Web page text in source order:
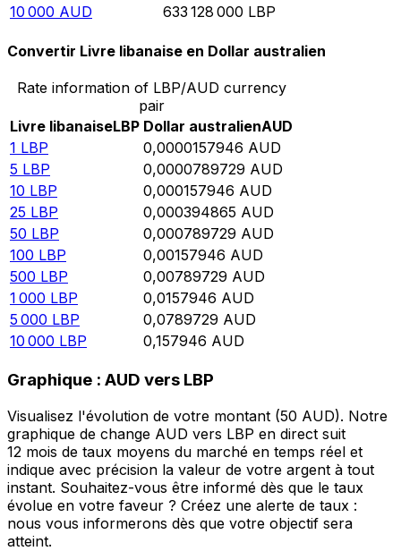
10 000 AUD 633 128 000 LBP
Convertir Livre libanaise en Dollar australien
Rate information of LBP/AUD currency
pair
Livre libanaiseLBP Dollar australienAUD
1 LBP 0,0000157946 AUD
5 LBP 0,0000789729 AUD
10 LBP 0,000157946 AUD
25 LBP 0,000394865 AUD
50 LBP 0,000789729 AUD
100 LBP 0,00157946 AUD
500 LBP 0,00789729 AUD
1 000 LBP 0,0157946 AUD
5 000 LBP 0,0789729 AUD
10 000 LBP 0,157946 AUD
Graphique : AUD vers LBP
Visualisez l'évolution de votre montant (50 AUD). Notre
graphique de change AUD vers LBP en direct suit
12 mois de taux moyens du marché en temps réel et
indique avec précision la valeur de votre argent à tout
instant. Souhaitez-vous être informé dès que le taux
évolue en votre faveur ? Créez une alerte de taux :
nous vous informerons dès que votre objectif sera
atteint.